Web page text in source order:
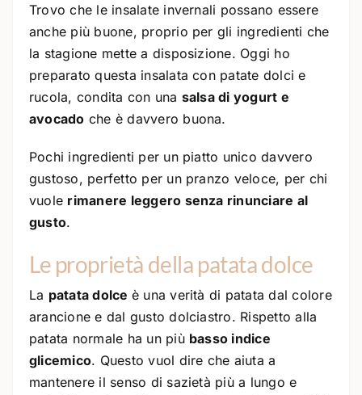
Trovo che le insalate invernali possano essere
anche più buone, proprio per gli ingredienti che
la stagione mette a disposizione. Oggi ho
preparato questa insalata con patate dolci e
rucola, condita con una salsa di yogurt e
avocado che è davvero buona.
Pochi ingredienti per un piatto unico davvero
gustoso, perfetto per un pranzo veloce, per chi
vuole rimanere leggero senza rinunciare al
gusto.
Le proprietà della patata dolce
La patata dolce è una verità di patata dal colore
arancione e dal gusto dolciastro. Rispetto alla
patata normale ha un più basso indice
glicemico. Questo vuol dire che aiuta a
mantenere il senso di sazietà più a lungo e